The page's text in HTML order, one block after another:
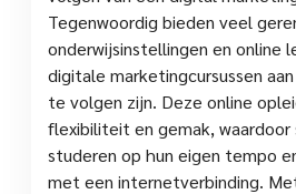
Tegenwoordig bieden veel
onderwijsinstellingen en online
digitale marketingcursussen
te volgen zijn. Deze online
flexibiliteit en gemak, waardoor
studeren op hun eigen tempo
met een internetverbinding.